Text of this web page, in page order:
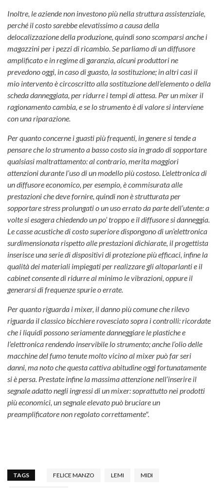
Inoltre, le aziende non investono più nella struttura assistenziale,
perché il costo sarebbe elevatissimo a causa della
delocalizzazione della produzione, quindi sono scomparsi anche i
magazzini per i pezzi di ricambio. Se parliamo di un diffusore
amplificato e in regime di garanzia, alcuni produttori ne
prevedono oggi, in caso di guasto, la sostituzione; in altri casi il
mio intervento è circoscritto alla sostituzione dell’elemento o della
scheda danneggiata, per ridurre i tempi di attesa. Per un mixer il
ragionamento cambia, e se lo strumento è di valore si interviene
con una riparazione.
Per quanto concerne i guasti più frequenti, in genere si tende a
pensare che lo strumento a basso costo sia in grado di sopportare
qualsiasi maltrattamento: al contrario, merita maggiori
attenzioni durante l’uso di un modello più costoso. L’elettronica di
un diffusore economico, per esempio, è commisurata alle
prestazioni che deve fornire, quindi non è strutturata per
sopportare stress prolungati o un uso errato da parte dell’utente: a
volte si esagera chiedendo un po’ troppo e il diffusore si danneggia.
Le casse acustiche di costo superiore dispongono di un’elettronica
surdimensionata rispetto alle prestazioni dichiarate, il progettista
inserisce una serie di dispositivi di protezione più efficaci, infine la
qualità dei materiali impiegati per realizzare gli altoparlanti e il
cabinet consente di ridurre al minimo le vibrazioni, oppure il
generarsi di frequenze spurie o errate.
Per quanto riguarda i mixer, il danno più comune che rilevo
riguarda il classico bicchiere rovesciato sopra i controlli: ricordate
che i liquidi possono seriamente danneggiare le plastiche e
l’elettronica rendendo inservibile lo strumento; anche l’olio delle
macchine del fumo tenute molto vicino al mixer può far seri
danni, ma noto che questa cattiva abitudine oggi fortunatamente
si è persa. Prestate infine la massima attenzione nell’inserire il
segnale adatto negli ingressi di un mixer: soprattutto nei prodotti
più economici, un segnale elevato può bruciare un
preamplificatore non regolato correttamente".
TAGS FELICE MANZO LEMI MIDI